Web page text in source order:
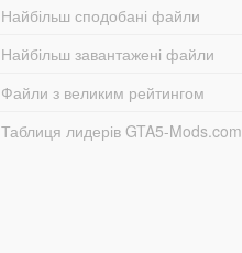
Найбільш сподобані файли
Найбільш завантажені файли
Файли з великим рейтингом
Таблиця лидерів GTA5-Mods.com